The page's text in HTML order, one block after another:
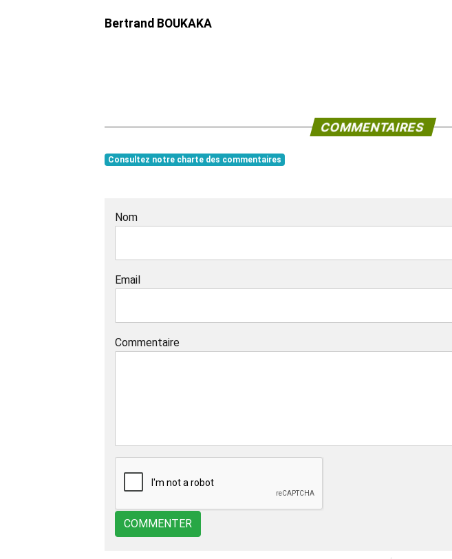
Bertrand BOUKAKA
COMMENTAIRES
Consultez notre charte des commentaires
Nom
Email
Commentaire
COMMENTER